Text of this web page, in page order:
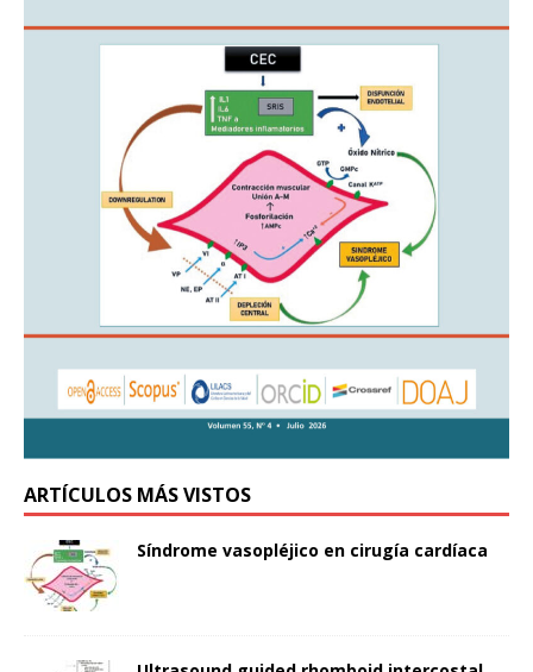
ARTÍCULOS MÁS VISTOS
Síndrome vasopléjico en cirugía cardíaca